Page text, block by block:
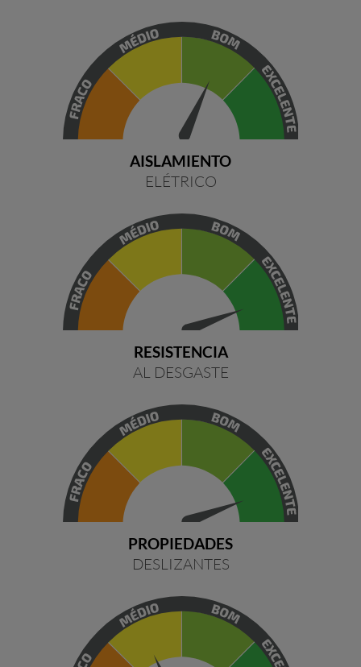
AISLAMIENTO
ELÉTRICO
RESISTENCIA
AL DESGASTE
PROPIEDADES
DESLIZANTES